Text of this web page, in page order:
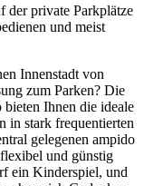
der private Parkplätze
und meist
Innenstadt von
zum Parken? Die
Ihnen die ideale
in stark frequentierten
gelegenen ampido
und günstig
ein Kinderspiel, und